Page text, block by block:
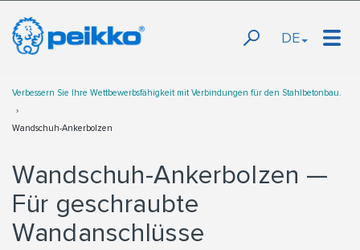
DE
Verbessern Sie Ihre Wettbewerbsfähigkeit mit Verbindungen für den Stahlbetonbau.
Wandschuh-Ankerbolzen
Wandschuh-Ankerbolzen —
Für geschraubte
Wandanschlüsse